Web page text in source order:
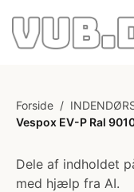
Forside /
Vespox EV-P Ral
Dele af indholdet
med hjælp fra AI.